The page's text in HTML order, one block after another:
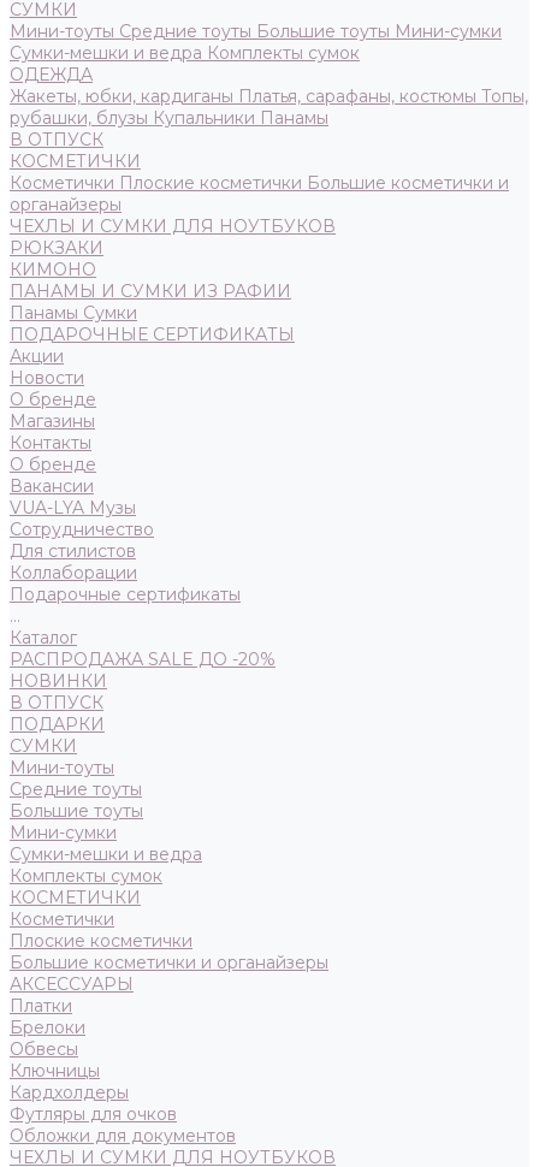
СУМКИ
Мини-тоуты Средние тоуты Большие тоуты Мини-сумки
Сумки-мешки и ведра Комплекты сумок
ОДЕЖДА
Жакеты, юбки, кардиганы Платья, сарафаны, костюмы Топы,
рубашки, блузы Купальники Панамы
В ОТПУСК
КОСМЕТИЧКИ
Косметички Плоские косметички Большие косметички и
органайзеры
ЧЕХЛЫ И СУМКИ ДЛЯ НОУТБУКОВ
РЮКЗАКИ
КИМОНО
ПАНАМЫ И СУМКИ ИЗ РАФИИ
Панамы Сумки
ПОДАРОЧНЫЕ СЕРТИФИКАТЫ
Акции
Новости
О бренде
Магазины
Контакты
О бренде
Вакансии
VUA-LYA Музы
Сотрудничество
Для стилистов
Коллаборации
Подарочные сертификаты
...
Каталог
РАСПРОДАЖА SALE ДО -20%
НОВИНКИ
В ОТПУСК
ПОДАРКИ
СУМКИ
Мини-тоуты
Средние тоуты
Большие тоуты
Мини-сумки
Сумки-мешки и ведра
Комплекты сумок
КОСМЕТИЧКИ
Косметички
Плоские косметички
Большие косметички и органайзеры
АКСЕССУАРЫ
Платки
Брелоки
Обвесы
Ключницы
Кардхолдеры
Футляры для очков
Обложки для документов
ЧЕХЛЫ И СУМКИ ДЛЯ НОУТБУКОВ